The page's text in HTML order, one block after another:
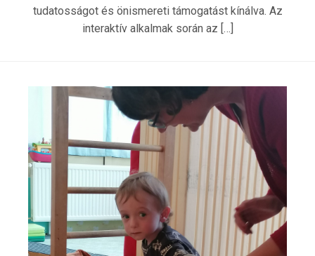
tudatosságot és önismereti támogatást kínálva. Az
interaktív alkalmak során az […]